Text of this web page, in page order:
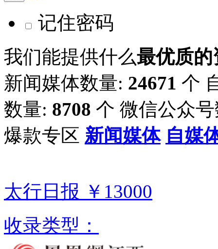
记住密码
我们能提供什么最优质
新闻媒体数量: 24671 个
数量: 8708 个 微信公众
爆款专区 新闻媒体 自媒
太行日报 ￥13000
收录类型：